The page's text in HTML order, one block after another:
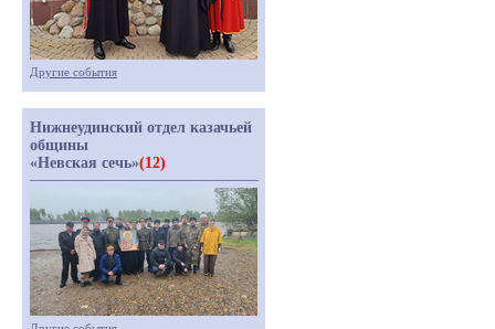
Другие события
Нижнеудинский отдел казачьей
общины
«Невская сечь»(12)